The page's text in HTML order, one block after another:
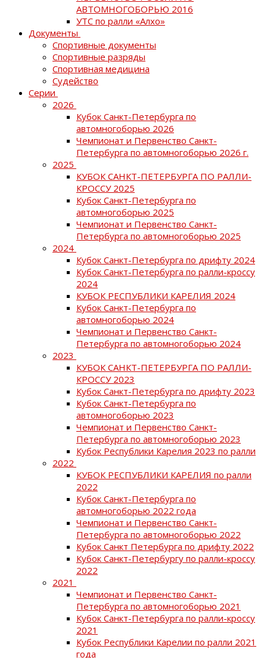
АВТОМНОГОБОРЬЮ 2016
УТС по ралли «Алхо»
Документы
Спортивные документы
Спортивные разряды
Спортивная медицина
Судейство
Серии
2026
Кубок Санкт-Петербурга по
автомногоборью 2026
Чемпионат и Первенство Санкт-
Петербурга по автомногоборью 2026 г.
2025
КУБОК САНКТ-ПЕТЕРБУРГА ПО РАЛЛИ-
КРОССУ 2025
Кубок Санкт-Петербурга по
автомногоборью 2025
Чемпионат и Первенство Санкт-
Петербурга по автомногоборью 2025
2024
Кубок Санкт-Петербурга по дрифту 2024
Кубок Санкт-Петербурга по ралли-кроссу
2024
КУБОК РЕСПУБЛИКИ КАРЕЛИЯ 2024
Кубок Санкт-Петербурга по
автомногоборью 2024
Чемпионат и Первенство Санкт-
Петербурга по автомногоборью 2024
2023
КУБОК САНКТ-ПЕТЕРБУРГА ПО РАЛЛИ-
КРОССУ 2023
Кубок Санкт-Петербурга по дрифту 2023
Кубок Санкт-Петербурга по
автомногоборью 2023
Чемпионат и Первенство Санкт-
Петербурга по автомногоборью 2023
Кубок Республики Карелия 2023 по ралли
2022
КУБОК РЕСПУБЛИКИ КАРЕЛИЯ по ралли
2022
Кубок Санкт-Петербурга по
автомногоборью 2022 года
Чемпионат и Первенство Санкт-
Петербурга по автомногоборью 2022
Кубок Санкт Петербурга по дрифту 2022
Кубок Санкт-Петербургу по ралли-кроссу
2022
2021
Чемпионат и Первенство Санкт-
Петербурга по автомногоборью 2021
Кубок Санкт-Петербурга по ралли-кроссу
2021
Кубок Республики Карелии по ралли 2021
года